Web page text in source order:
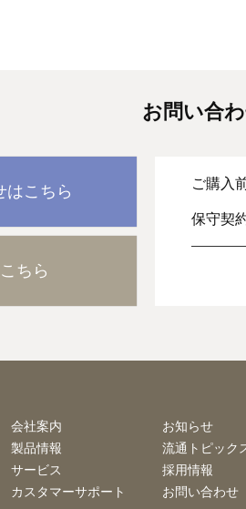
お問い合
はこちら
ちら
ご購
保守契
会社案内
製品情報
サービス
カスタマーサポート
お知らせ
流通トピック
採用情報
お問い合わせ